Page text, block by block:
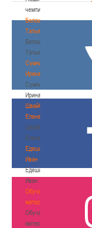
чемпионы
Белошапко
Татьяна
Белошапко
Татьяна
Сумникова
Ирина
Сумникова
Ирина
Швайбович
Елена
Швайбович
Елена
Едешко
Иван
Едешко
Иван
Обучающие
материалы
Обучающие
материалы